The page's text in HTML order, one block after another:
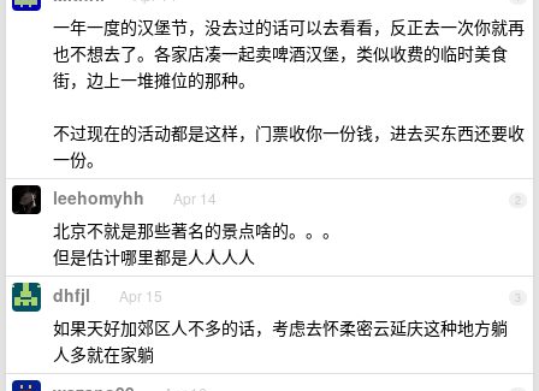
一年一度的汉堡节，没去过的话可以去看看，反正去一次你就再
也不想去了。各家店凑一起卖啤酒汉堡，类似收费的临时美食
街，边上一堆摊位的那种。
不过现在的活动都是这样，门票收你一份钱，进去买东西还要收
一份。
2
leehomyhh Apr 14
北京不就是那些著名的景点啥的。。。
但是估计哪里都是人人人人
3
dhfjl Apr 15
如果天好加郊区人不多的话，考虑去怀柔密云延庆这种地方躺
人多就在家躺